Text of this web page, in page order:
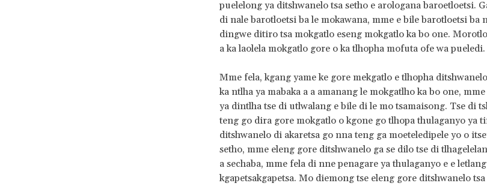
puelelong ya ditshwanelo tsa setho e arologana baroetloetsi.
di nale barotloetsi ba le mokawana, mme e bile barotloetsi ba
dingwe ditiro tsa mokgatlo eseng mokgatlo ka bo one.
a ka laolela mokgatlo gore o ka tlhopha mofuta ofe wa pueledi.
Mme fela, kgang yame ke gore mekgatlo e tlhopha
ka ntlha ya mabaka a a amanang le mokgatlho ka bo one,
ya dintlha tse di utlwalang e bile di le mo tsamaisong. Tse di
teng go dira gore mokgatlo o kgone go tlhopa thulaganyo ya
ditshwanelo di akaretsa go nna teng ga moeteledipele yo o
setho, mme eleng gore ditshwanelo ga se dilo tse di
a sechaba, mme fela di nne penagare ya thulaganyo e e
kgapetsakgapetsa. Mo diemong tse eleng gore ditshwanelo